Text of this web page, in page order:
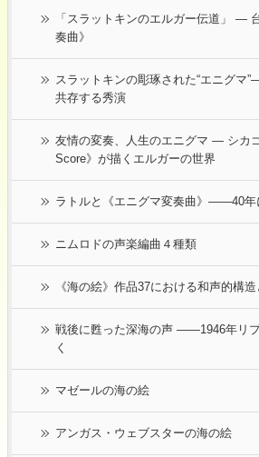
「スラットキンのエルガー伝道」 ―
奏曲》
スラットキンの彫琢された“エニグマ
共存する秀演
友情の変奏、人生のエニグマ ― シカ
Score》が描くエルガーの世界
ラトルと《エニグマ変奏曲》――40年
ニムロドの声楽編曲４種類
《海の絵》作品37における和声的構
戦後に甦った深海の声 ――1946年リ
く
マゼールの海の絵
アンガス・ウェブスターの海の絵